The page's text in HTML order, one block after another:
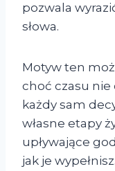
pozwala
słowa.
Motyw ten
choć czasu nie
każdy sam
własne etapy
upływające
jak je wypełnisz.